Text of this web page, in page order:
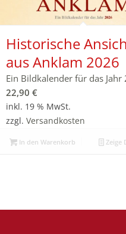
Historische
aus Anklam 2026
Ein Bildkalender für das Jahr
22,90€
inkl. 19 % MwSt.
zzgl.Versandkosten
In den Warenkorb Zeige